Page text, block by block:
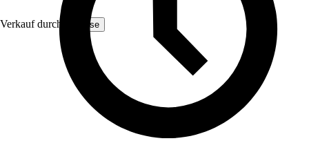
Verkauf durch: Yulisse